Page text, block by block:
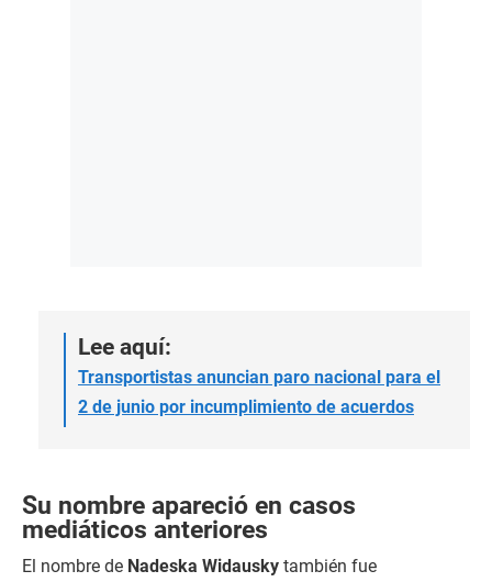
Lee aquí:
Transportistas anuncian paro nacional para el
2 de junio por incumplimiento de acuerdos
Su nombre apareció en casos
mediáticos anteriores
El nombre de Nadeska Widausky también fue